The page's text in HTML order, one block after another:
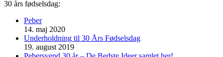
30 års fødselsdag:
Peber
14. maj 2020
Underholdning til 30 Års Fødselsdag
19. august 2019